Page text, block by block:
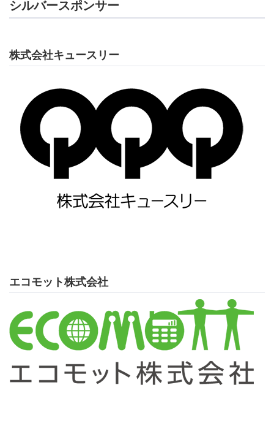
シルバースポンサー
株式会社キュースリー
エコモット株式会社